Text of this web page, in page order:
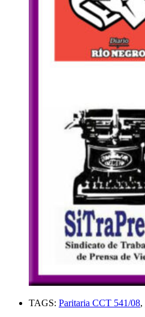
TAGS: Paritaria CCT 541/08,